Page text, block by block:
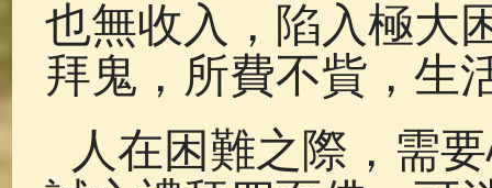
也無收入，陷入極大
拜鬼，所費不貲，生
人在困難之際，需